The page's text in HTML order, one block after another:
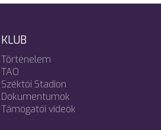
KLUB
Történelem
TAO
Széktói Stadion
Dokumentumok
Támogatói videók